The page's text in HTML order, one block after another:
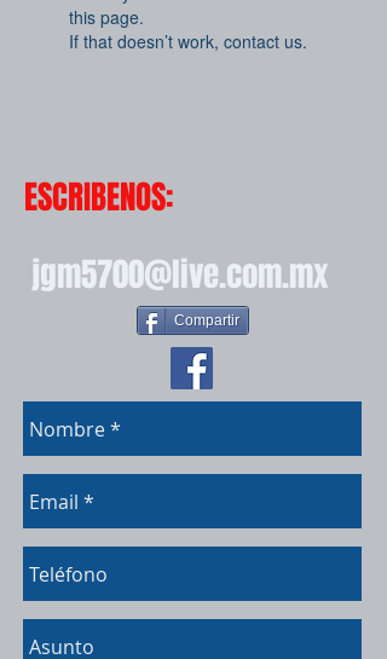
this page.
If that doesn’t work, contact us.
ESCRIBENOS:
jgm5700@live.com.mx
Compartir